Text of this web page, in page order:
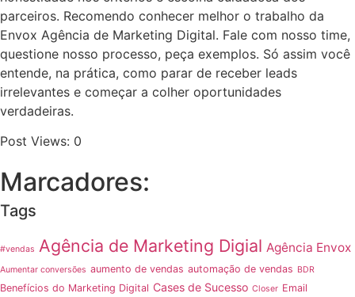
parceiros. Recomendo conhecer melhor o trabalho da
Envox Agência de Marketing Digital. Fale com nosso time,
questione nosso processo, peça exemplos. Só assim você
entende, na prática, como parar de receber leads
irrelevantes e começar a colher oportunidades
verdadeiras.
Post Views: 0
Marcadores:
Tags
#vendas Agência de Marketing Digial Agência Envox
Aumentar conversões aumento de vendas automação de vendas BDR
Benefícios do Marketing Digital Cases de Sucesso Closer Email